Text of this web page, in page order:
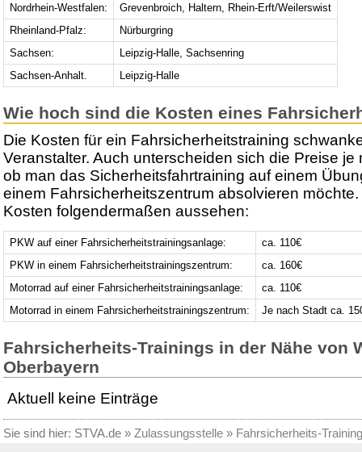
Nordrhein-Westfalen:
Grevenbroich, Haltern, Rhein-Erft/Weilerswist
Rheinland-Pfalz:
Nürburgring
Sachsen:
Leipzig-Halle, Sachsenring
Sachsen-Anhalt.
Leipzig-Halle
Wie hoch sind die Kosten eines
Die Kosten für ein Fahrsicherheitstraining
Veranstalter. Auch unterscheiden sich die Preise
ob man das Sicherheitsfahrtraining auf einem
einem Fahrsicherheitszentrum absolvieren
Kosten folgendermaßen aussehen:
PKW auf einer Fahrsicherheitstrainingsanlage:
ca. 110€
PKW in einem Fahrsicherheitstrainingszentrum:
ca. 160€
Motorrad auf einer Fahrsicherheitstrainingsanlage:
ca. 110€
Motorrad in einem Fahrsicherheitstrainingszentrum:
Je nach Stadt ca.
Fahrsicherheits-Trainings in der Nähe von
Oberbayern
Aktuell keine Einträge
Sie sind hier: STVA.de » Zulassungsstelle » Fahrsicherheits-